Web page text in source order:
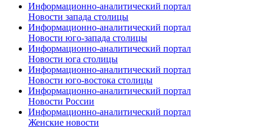
Информационно-аналитический портал
Новости запада столицы
Информационно-аналитический портал
Новости юго-запада столицы
Информационно-аналитический портал
Новости юга столицы
Информационно-аналитический портал
Новости юго-востока столицы
Информационно-аналитический портал
Новости России
Информационно-аналитический портал
Женские новости